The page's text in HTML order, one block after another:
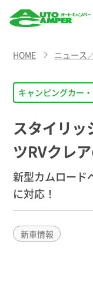
CAMPER
（オート
キャン
パー）
HOME ニュース
キャンピングカー
スタイリッ
ツRVクレ
新型カムロード
に対応！
新車情報